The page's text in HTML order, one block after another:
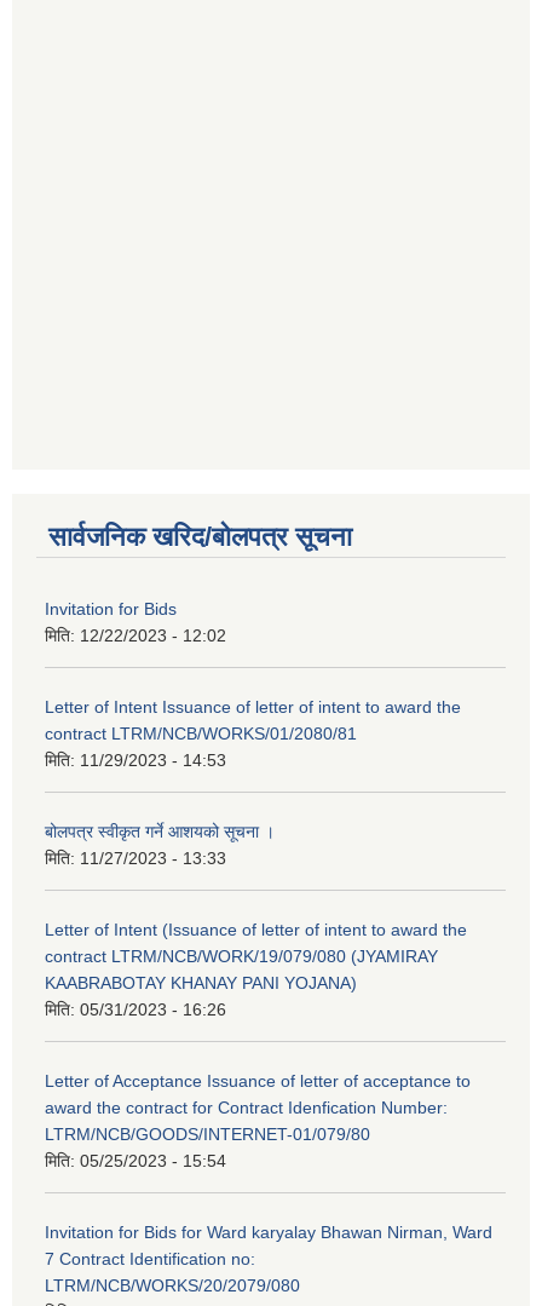
सार्वजनिक खरिद/बोलपत्र सूचना
Invitation for Bids
मिति: 12/22/2023 - 12:02
Letter of Intent Issuance of letter of intent to award the
contract LTRM/NCB/WORKS/01/2080/81
मिति: 11/29/2023 - 14:53
बोलपत्र स्वीकृत गर्ने आशयको सूचना ।
मिति: 11/27/2023 - 13:33
Letter of Intent (Issuance of letter of intent to award the
contract LTRM/NCB/WORK/19/079/080 (JYAMIRAY
KAABRABOTAY KHANAY PANI YOJANA)
मिति: 05/31/2023 - 16:26
Letter of Acceptance Issuance of letter of acceptance to
award the contract for Contract Idenfication Number:
LTRM/NCB/GOODS/INTERNET-01/079/80
मिति: 05/25/2023 - 15:54
Invitation for Bids for Ward karyalay Bhawan Nirman, Ward
7 Contract Identification no:
LTRM/NCB/WORKS/20/2079/080